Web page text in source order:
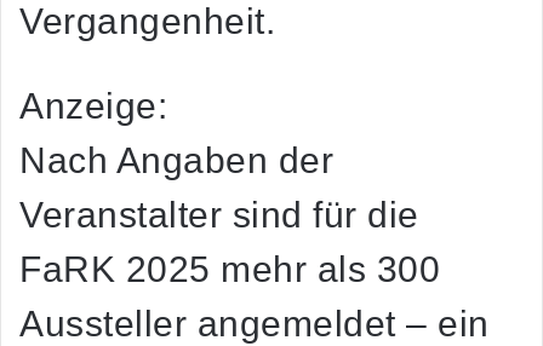
Vergangenheit.
Anzeige:
Nach Angaben der
Veranstalter sind für die
FaRK 2025 mehr als 300
Aussteller angemeldet – ein